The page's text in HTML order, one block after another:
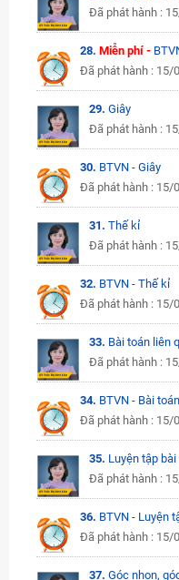
Đã phát hành :
28.Miễn phí -
Đã phát hành : 15/
29. Giây
Đã phát hành :
30. BTVN - Giây
Đã phát hành : 15/
31. Thế kỉ
Đã phát hành :
32. BTVN - Thế kỉ
Đã phát hành : 15/
33. Bài toán liên
Đã phát hành :
34. BTVN - Bài
Đã phát hành : 15/
35. Luyện tập
Đã phát hành :
36. BTVN - Luyện
Đã phát hành : 15/
37. Góc nhọn,